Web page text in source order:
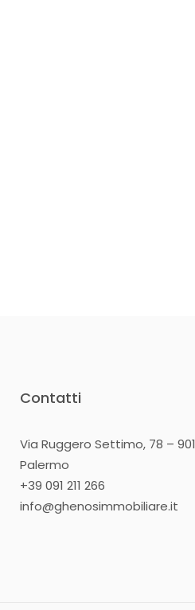
Contatti
Via Ruggero Settimo, 78 –
Palermo
+39 091 211 266
info@ghenosimmobiliare.it